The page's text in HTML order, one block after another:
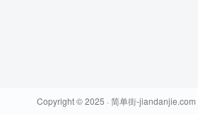
Copyright © 2025 · 简单街-jiandanjie.com